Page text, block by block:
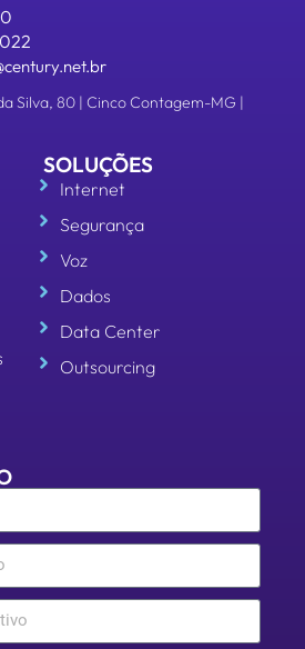
Dados
Data Center
Outsourcing